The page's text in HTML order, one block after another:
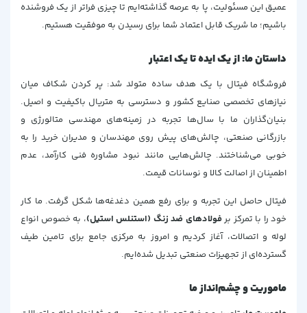
عمیق این مسئولیت، پا به عرصه گذاشته‌ایم تا چیزی فراتر از یک فروشنده
باشیم؛ ما شریک قابل اعتماد شما برای رسیدن به موفقیت هستیم.
داستان ما: از یک ایده تا یک اعتبار
فروشگاه فیتال با یک هدف ساده متولد شد: پر کردن شکاف میان
نیازهای تخصصی صنایع کشور و دسترسی به متریال باکیفیت و اصیل.
بنیان‌گذاران ما با سال‌ها تجربه در زمینه‌های مهندسی متالورژی و
بازرگانی صنعتی، چالش‌های پیش روی مهندسان و مدیران خرید را به
خوبی می‌شناختند. چالش‌هایی مانند نبود مشاوره فنی کارآمد، عدم
اطمینان از اصالت کالا و نوسانات قیمت.
فیتال حاصل این تجربه و برای رفع همین دغدغه‌ها شکل گرفت. ما کار
خود را با تمرکز برفولادهای ضد زنگ (استنلس استیل)، به خصوص انواع
لوله و اتصالات، آغاز کردیم و امروز به مرکزی جامع برای تامین طیف
گسترده‌ای از تجهیزات صنعتی تبدیل شده‌ایم.
ماموریت و چشم‌انداز ما